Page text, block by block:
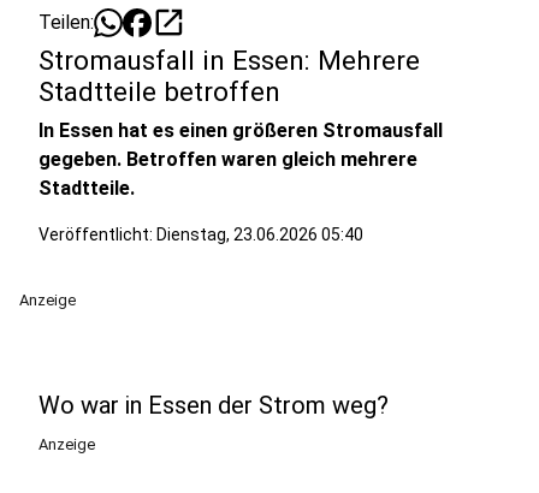
Teilen: open_in_new
Stromausfall in Essen: Mehrere
Stadtteile betroffen
In Essen hat es einen größeren Stromausfall
gegeben. Betroffen waren gleich mehrere
Stadtteile.
Veröffentlicht: Dienstag, 23.06.2026 05:40
Anzeige
Wo war in Essen der Strom weg?
Anzeige